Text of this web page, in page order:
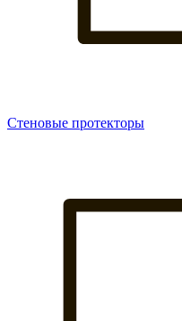
Стеновые протекторы